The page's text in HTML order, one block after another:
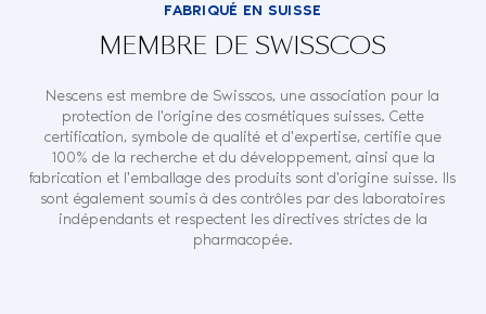
FABRIQUÉ EN SUISSE
MEMBRE DE SWISSCOS
Nescens est membre de Swisscos, une association pour la
protection de l'origine des cosmétiques suisses. Cette
certification, symbole de qualité et d'expertise, certifie que
100% de la recherche et du développement, ainsi que la
fabrication et l'emballage des produits sont d'origine suisse. Ils
sont également soumis à des contrôles par des laboratoires
indépendants et respectent les directives strictes de la
pharmacopée.